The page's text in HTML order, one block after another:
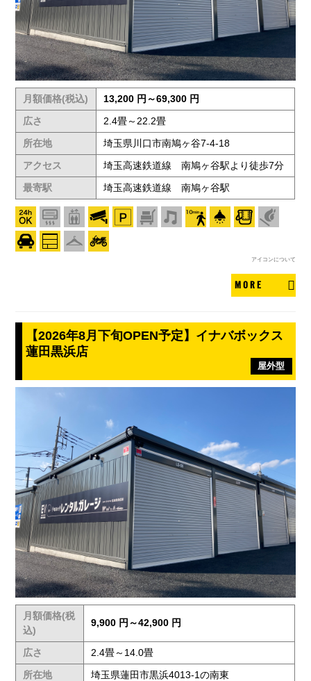
月額価格(税込)
13,200 円～69,300 円
広さ
2.4畳～22.2畳
所在地
埼玉県川口市南鳩ヶ谷7-4-18
アクセス
埼玉高速鉄道線 南鳩ヶ谷駅より徒歩7分
最寄駅
埼玉高速鉄道線 南鳩ヶ谷駅
アイコンについて
MORE
【2026年8月下旬OPEN予定】イナバボックス
蓮田黒浜店
屋外型
月額価格(税
込)
9,900 円～42,900 円
広さ
2.4畳～14.0畳
所在地
埼玉県蓮田市黒浜4013-1の南東